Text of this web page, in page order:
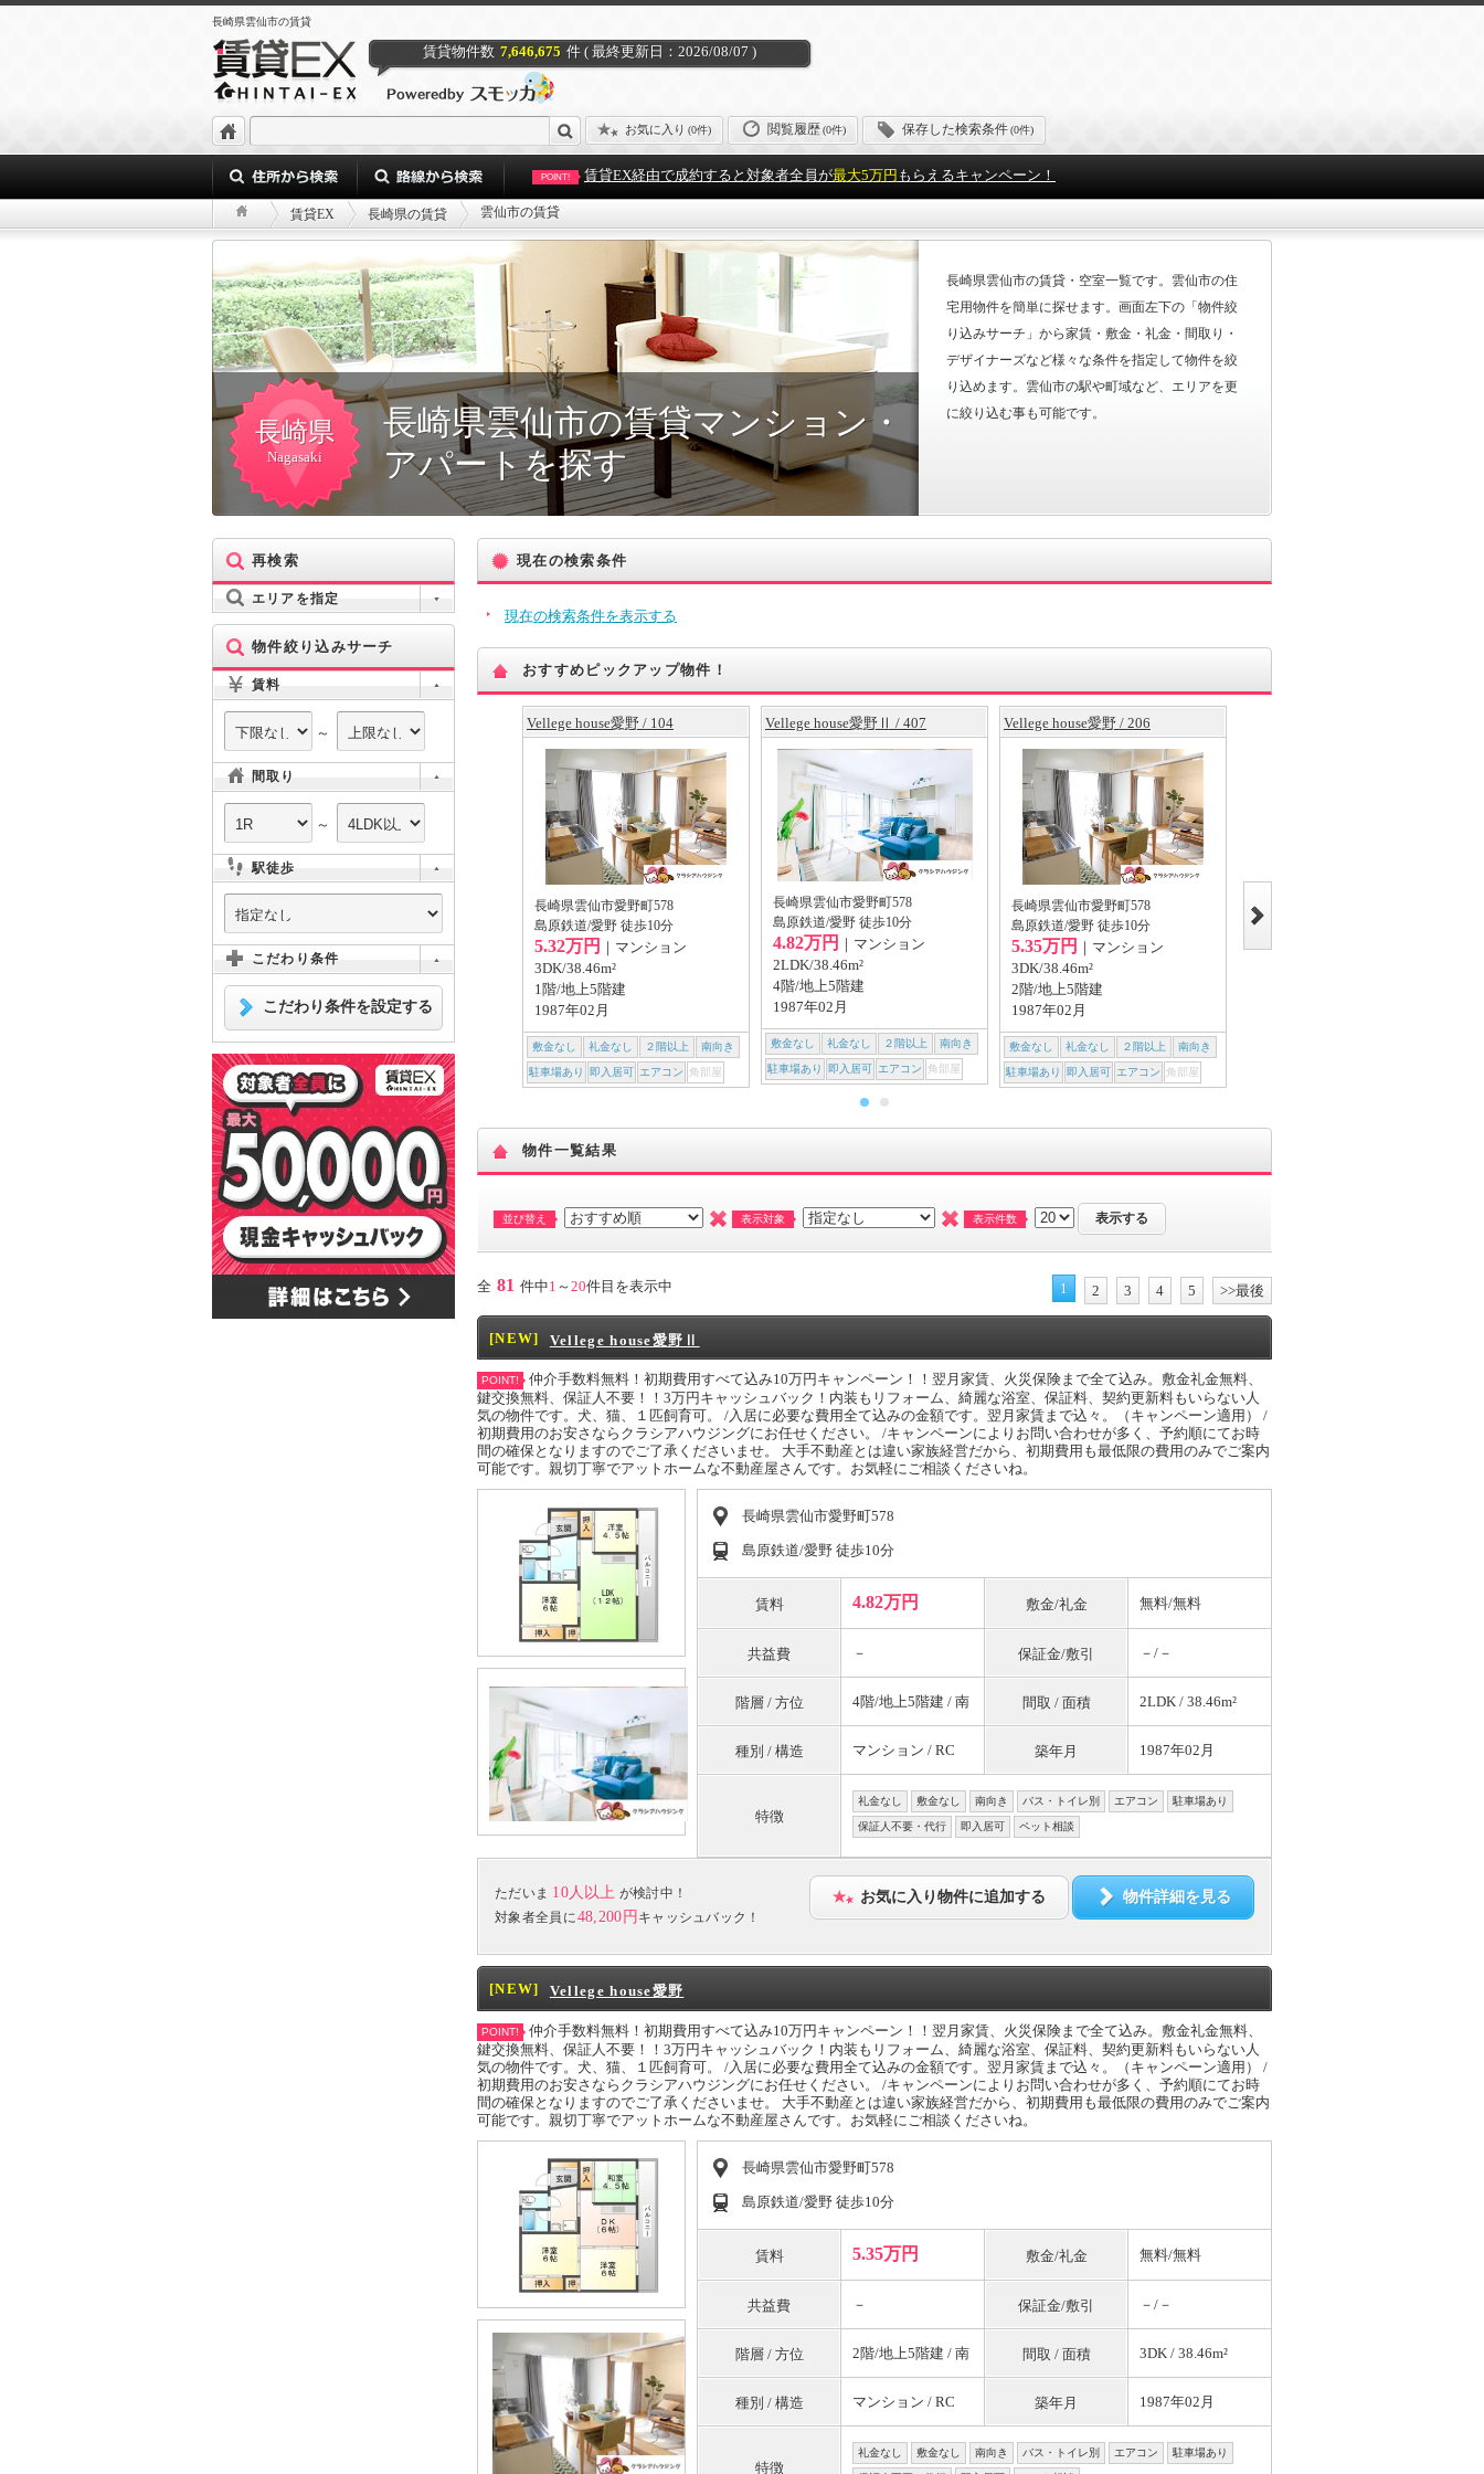
長崎県雲仙市の賃貸
賃貸物件数 7,646,675 件 ( 最終更新日：2026/08/07 )
お気に入り (0件) 閲覧履歴(0件) 保存した検索条件(0件)
POINT! 賃貸EX経由で成約すると対象者全員が最大5万円 もらえるキャンペーン！
賃貸EX 長崎県の賃貸 雲仙市の賃貸
長崎県
Nagasaki
長崎県雲仙市の賃貸マンション・
アパートを探す
長崎県雲仙市の賃貸・空室一覧です。雲仙市の住
宅用物件を簡単に探せます。画面左下の「物件絞
り込みサーチ」から家賃・敷金・礼金・間取り・
デザイナーズなど様々な条件を指定して物件を絞
り込めます。雲仙市の駅や町域など、エリアを更
に絞り込む事も可能です。
再検索
エリアを指定
物件絞り込みサーチ
賃料
～
間取り
～
駅徒歩
こだわり条件
こだわり条件を設定する
現在の検索条件
現在の検索条件を表示する
おすすめピックアップ物件！
Vellege house愛野 / 104
長崎県雲仙市愛野町578
島原鉄道/愛野 徒歩10分
5.32万円 ｜マンション
3DK/38.46m²
1階/地上5階建
1987年02月
敷金なし 礼金なし ２階以上 南向き
駐車場あり 即入居可 エアコン 角部屋
Vellege house愛野Ⅱ / 407
長崎県雲仙市愛野町578
島原鉄道/愛野 徒歩10分
4.82万円 ｜マンション
2LDK/38.46m²
4階/地上5階建
1987年02月
敷金なし 礼金なし ２階以上 南向き
駐車場あり 即入居可 エアコン 角部屋
Vellege house愛野 / 206
長崎県雲仙市愛野町578
島原鉄道/愛野 徒歩10分
5.35万円 ｜マンション
3DK/38.46m²
2階/地上5階建
1987年02月
敷金なし 礼金なし ２階以上 南向き
駐車場あり 即入居可 エアコン 角部屋
島原鉄道/愛野 徒歩10分
物件一覧結果
並び替え 表示対象 表示件数
全 81 件中1 ～ 20件目を表示中 1 2 3 4 5 >>最後
[NEW] Vellege house愛野Ⅱ
POINT!
仲介手数料無料！初期費用すべて込み10万円キャンペーン！！翌月家賃、火災保険まで全て込み。敷金礼金無料、
鍵交換無料、保証人不要！！3万円キャッシュバック！内装もリフォーム、綺麗な浴室、保証料、契約更新料もいらない人
気の物件です。犬、猫、１匹飼育可。 /入居に必要な費用全て込みの金額です。翌月家賃まで込々。（キャンペーン適用） /
初期費用のお安さならクラシアハウジングにお任せください。 /キャンペーンによりお問い合わせが多く、予約順にてお時
間の確保となりますのでご了承くださいませ。 大手不動産とは違い家族経営だから、初期費用も最低限の費用のみでご案内
可能です。親切丁寧でアットホームな不動産屋さんです。お気軽にご相談くださいね。
長崎県雲仙市愛野町578
島原鉄道/愛野 徒歩10分
賃料 4.82万円 敷金/礼金 無料/無料
共益費 － 保証金/敷引 －/－
階層 / 方位 4階/地上5階建 / 南 間取 / 面積 2LDK / 38.46m²
種別 / 構造 マンション / RC 築年月 1987年02月
特徴
礼金なし 敷金なし 南向き バス・トイレ別 エアコン 駐車場あり
保証人不要・代行 即入居可 ペット相談
ただいま 10人以上 が検討中！
対象者全員に48,200円 キャッシュバック！
お気に入り物件に追加する 物件詳細を見る
[NEW] Vellege house愛野
POINT!
仲介手数料無料！初期費用すべて込み10万円キャンペーン！！翌月家賃、火災保険まで全て込み。敷金礼金無料、
鍵交換無料、保証人不要！！3万円キャッシュバック！内装もリフォーム、綺麗な浴室、保証料、契約更新料もいらない人
気の物件です。犬、猫、１匹飼育可。 /入居に必要な費用全て込みの金額です。翌月家賃まで込々。（キャンペーン適用） /
初期費用のお安さならクラシアハウジングにお任せください。 /キャンペーンによりお問い合わせが多く、予約順にてお時
間の確保となりますのでご了承くださいませ。 大手不動産とは違い家族経営だから、初期費用も最低限の費用のみでご案内
可能です。親切丁寧でアットホームな不動産屋さんです。お気軽にご相談くださいね。
長崎県雲仙市愛野町578
島原鉄道/愛野 徒歩10分
賃料 5.35万円 敷金/礼金 無料/無料
共益費 － 保証金/敷引 －/－
階層 / 方位 2階/地上5階建 / 南 間取 / 面積 3DK / 38.46m²
種別 / 構造 マンション / RC 築年月 1987年02月
特徴
礼金なし 敷金なし 南向き バス・トイレ別 エアコン 駐車場あり